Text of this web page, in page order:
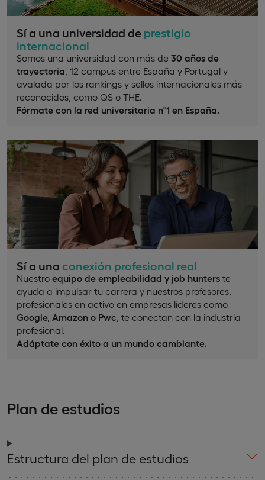
Sí a una universidad de prestigio
internacional
Somos una universidad con más de 30 años de
trayectoria , 12 campus entre España y Portugal y
avalada por los rankings y sellos internacionales más
reconocidos, como QS o THE.
Fórmate con la red universitaria nº1 en España.
Sí a una conexión profesional real
Nuestro equipo de empleabilidad y job hunters te
ayuda a impulsar tu carrera y nuestros profesores,
profesionales en activo en empresas líderes como
Google, Amazon o Pwc , te conectan con la industria
profesional.
Adáptate con éxito a un mundo cambiante
Plan de estudios
Estructura del plan de estudios